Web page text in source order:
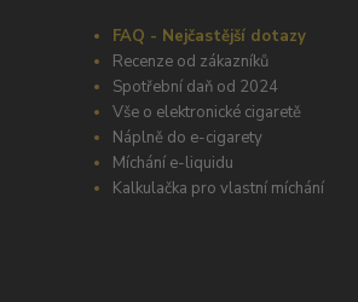
FAQ - Nejčastější dotazy
Recenze od zákazníků
Spotřební daň od 2024
Vše o elektronické cigaretě
Náplně do e-cigarety
Míchání e-liquidu
Kalkulačka pro vlastní míchání